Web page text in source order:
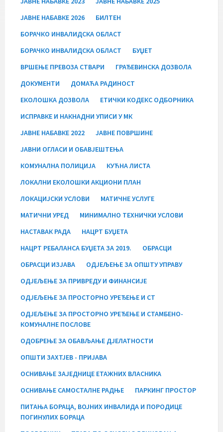
JАВНЕ НАБАВКЕ 2026
БИЛТЕН
БОРАЧКО ИНВАЛИДСКА ОБЛАСТ
БОРАЧКО ИНВАЛИДСКА ОБЛАСТ
БУЏЕТ
ВРШЕЊЕ ПРЕВОЗА СТВАРИ
ГРАЂЕВИНСКА ДОЗВОЛА
ДОКУМЕНТИ
ДОМАЋА РАДИНОСТ
ЕКОЛОШКА ДОЗВОЛА
ЕТИЧКИ КОДЕКС ОДБОРНИКА
ИСПРАВКЕ И НАКНАДНИ УПИСИ У МК
ЈАВНЕ НАБАВКЕ 2022
ЈАВНЕ ПОВРШИНЕ
ЈАВНИ ОГЛАСИ И ОБАВЈЕШТЕЊА
КОМУНАЛНА ПОЛИЦИЈА
КУЋНА ЛИСТА
ЛОКАЛНИ ЕКОЛОШКИ АКЦИОНИ ПЛАН
ЛОКАЦИЈСКИ УСЛОВИ
МАТИЧНЕ УСЛУГЕ
МАТИЧНИ УРЕД
МИНИМАЛНО ТЕХНИЧКИ УСЛОВИ
НАСТАВАК РАДА
НАЦРТ БУЏЕТА
НАЦРТ РЕБАЛАНСА БУЏЕТА ЗА 2019.
ОБРАСЦИ
ОБРАСЦИ ИЗЈАВА
ОДЈЕЉЕЊЕ ЗА ОПШТУ УПРАВУ
ОДЈЕЉЕЊЕ ЗА ПРИВРЕДУ И ФИНАНСИЈЕ
ОДЈЕЉЕЊЕ ЗА ПРОСТОРНО УРЕЂЕЊЕ И СТ
ОДЈЕЉЕЊЕ ЗА ПРОСТОРНО УРЕЂЕЊЕ И СТАМБЕНО-
КОМУНАЛНЕ ПОСЛОВЕ
ОДОБРЕЊЕ ЗА ОБАВЉАЊЕ ДЈЕЛАТНОСТИ
ОПШТИ ЗАХТЈЕВ - ПРИЈАВА
ОСНИВАЊЕ ЗАЈЕДНИЦЕ ЕТАЖНИХ ВЛАСНИКА
ОСНИВАЊЕ САМОСТАЛНЕ РАДЊЕ
ПАРКИНГ ПРОСТОР
ПИТАЊА БОРАЦА, ВОЈНИХ ИНВАЛИДА И ПОРОДИЦЕ
ПОГИНУЛИХ БОРАЦА